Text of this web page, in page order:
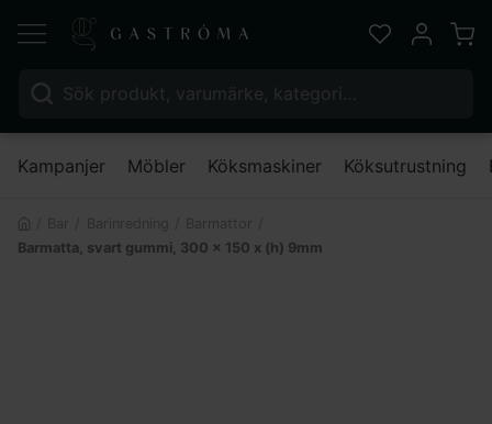
Sök efter:
Favoriter
Mitt
Kampanjer Möbler Köksmaskiner Köksutrustning
Barmatta, svart gummi, 300 x 150 x (h) 9mm